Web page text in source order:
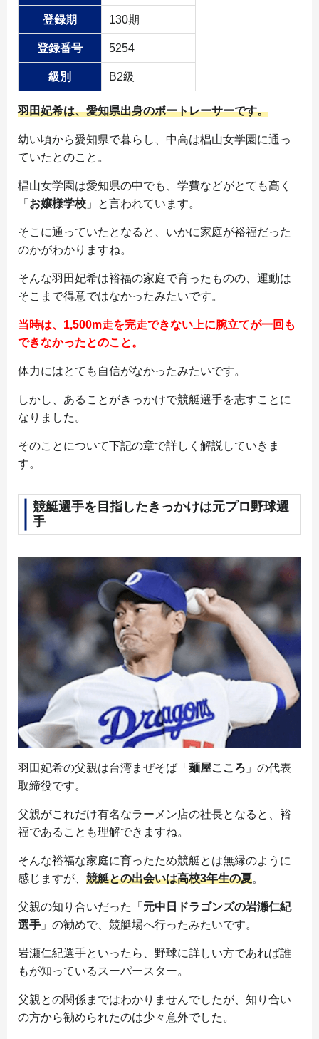
登録期 130期
登録番号 5254
級別 B2級
羽田妃希は、愛知県出身のボートレーサーです。
幼い頃から愛知県で暮らし、中高は椙山女学園に通っ
ていたとのこと。
椙山女学園は愛知県の中でも、学費などがとても高く
「 お嬢様学校 」と言われています。
そこに通っていたとなると、いかに家庭が裕福だった
のかがわかりますね。
そんな羽田妃希は裕福の家庭で育ったものの、運動は
そこまで得意ではなかったみたいです。
当時は、1,500m走を完走できない上に腕立てが一回も
できなかったとのこと。
体力にはとても自信がなかったみたいです。
しかし、あることがきっかけで競艇選手を志すことに
なりました。
そのことについて下記の章で詳しく解説していきま
す。
競艇選手を目指したきっかけは元プロ野球選
手
羽田妃希の父親は台湾まぜそば「 麺屋こころ 」の代表
取締役です。
父親がこれだけ有名なラーメン店の社長となると、裕
福であることも理解できますね。
そんな裕福な家庭に育ったため競艇とは無縁のように
感じますが、 競艇との出会いは高校3年生の夏。
父親の知り合いだった「 元中日ドラゴンズの岩瀬仁紀
選手 」の勧めで、競艇場へ行ったみたいです。
岩瀬仁紀選手といったら、野球に詳しい方であれば誰
もが知っているスーパースター。
父親との関係まではわかりませんでしたが、知り合い
の方から勧められたのは少々意外でした。